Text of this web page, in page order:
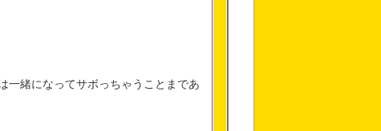
一緒になってサボっちゃうことまであ